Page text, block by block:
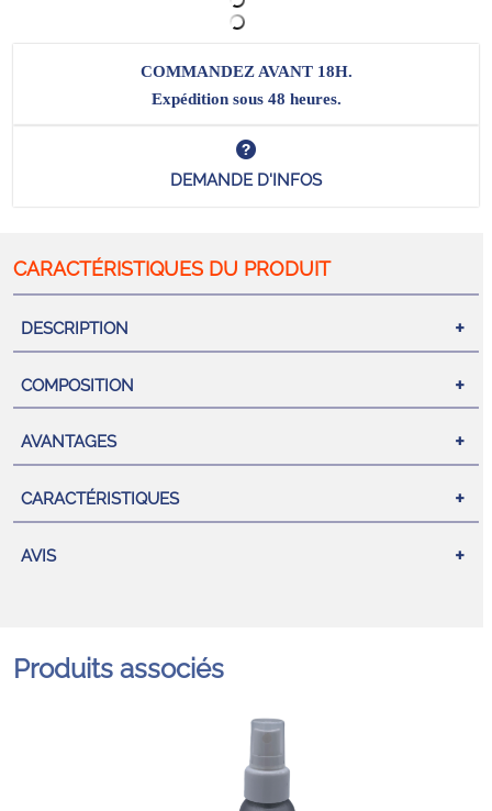
COMMANDEZ AVANT 18H.
Expédition sous 48 heures.
DEMANDE D'INFOS
DESCRIPTION
COMPOSITION
AVANTAGES
CARACTÉRISTIQUES
AVIS
Produits associés